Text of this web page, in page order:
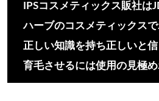
IPSコスメティックス販社
ハーブのコスメティックス
正しい知識を持ち正しいと
育毛させるには使用の見極